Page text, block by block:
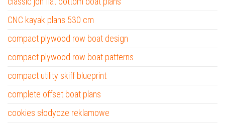
CNC kayak plans 530 cm
compact plywood row boat design
compact plywood row boat patterns
compact utility skiff blueprint
complete offset boat plans
cookies słodycze reklamowe